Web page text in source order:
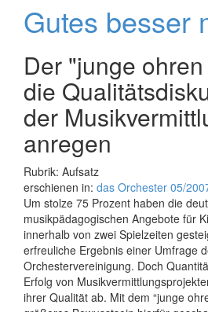
Gutes besser
Der "junge
die
der
anregen
Rubrik: Aufsatz
erschienen in: das Orchester 05/
Um stolze 75 Prozent haben die
musikpädagogischen Angebote für
innerhalb von zwei Spielzeiten
erfreuliche Ergebnis einer Umfrage
Orchestervereinigung. Doch
Erfolg von
ihrer Qualität ab. Mit dem “junge